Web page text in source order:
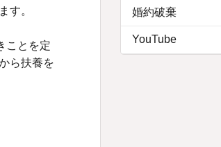
す。
ことを定
ら扶養を
婚約破棄
YouTube